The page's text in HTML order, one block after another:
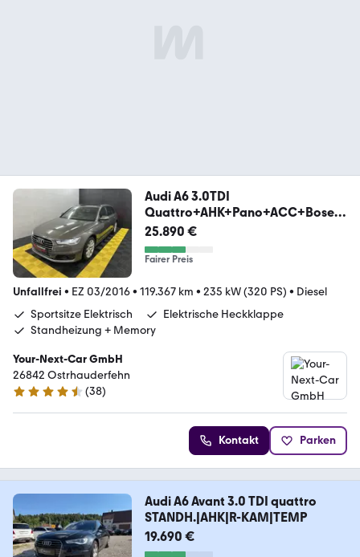
Audi A6 3.0TDI
Quattro+AHK+Pano+ACC+Bose+
Matrix+STHZ
25.890 €
Fairer Preis
Unfallfrei • EZ 03/2016• 119.367 km • 235 kW (320 PS) • Diesel
Sportsitze Elektrisch
Elektrische Heckklappe
Standheizung + Memory
Your-Next-Car GmbH
26842 Ostrhauderfehn
4.3 Sterne
(38)
Kontakt Parken
Audi A6 Avant 3.0 TDI quattro
STANDH.|AHK|R-KAM|TEMP
19.690 €